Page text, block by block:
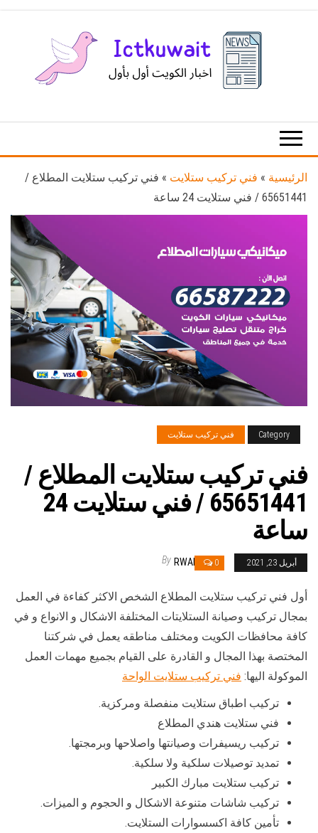
الكويت
الرئيسية » فني تركيب ستلايت » فني تركيب ستلايت المطلاع /
65651441 / فني ستلايت 24 ساعة
Category فني تركيب ستلايت
فني تركيب ستلايت المطلاع /
65651441 / فني ستلايت 24
ساعة
أبريل 23, 2021 0
By RWAN
أول فني تركيب ستلايت المطلاع الشخص الاكثر كفاءة في العمل
بمجال تركيب وصيانة الستلايتات المختلفة الاشكال و الانواع و في
كافة محافظات الكويت ومختلف مناطقه يعمل في شركتنا
المختصة بهذا المجال و القادرة على القيام بجميع مهمات العمل
الموكولة اليها: فني تركيب ستلايت الواحة
تركيب اطباق ستلايت منفصلة ومركزية.
فني ستلايت هندي المطلاع
تركيب ريسيفرات وصيانتها واصلاحها وبرمجتها.
تمديد توصيلات سلكية ولا سلكية.
تركيب ستلايت مبارك الكبير
تركيب شاشات متنوعة الاشكال و الحجوم و الميزات.
تأمين كافة اكسسوارات الستلايت.